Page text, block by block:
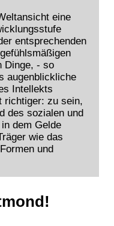
eine
entsprechenden
Dinge, - so
augenblickliche
Intellekts
richtiger: zu sein,
des sozialen und
dem Gelde
wie das
und